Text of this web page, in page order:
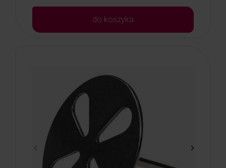
do koszyka